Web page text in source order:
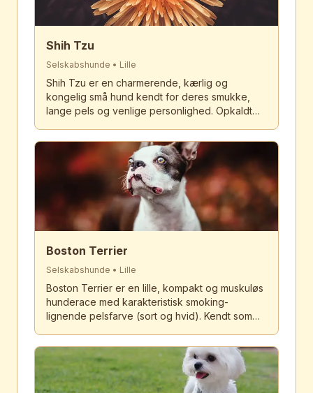
Shih Tzu
Selskabshunde • Lille
Shih Tzu er en charmerende, kærlig og
kongelig små hund kendt for deres smukke,
lange pels og venlige personlighed. Opkaldt
som selskabshunde for kinesiske kejsere. I dag
er de populære familiekæledyr der elsker
opmærksomhed og selskab.
Boston Terrier
Selskabshunde • Lille
Boston Terrier er en lille, kompakt og muskuløs
hunderace med karakteristisk smoking-
lignende pelsfarve (sort og hvid). Kendt som
markante udseende og høflige adfærd, er
Boston Terrieren intelligent, venlig og fuld af
personlighed. Med sit flade ansigt, store runde
øjne og oprette ører er racen unik